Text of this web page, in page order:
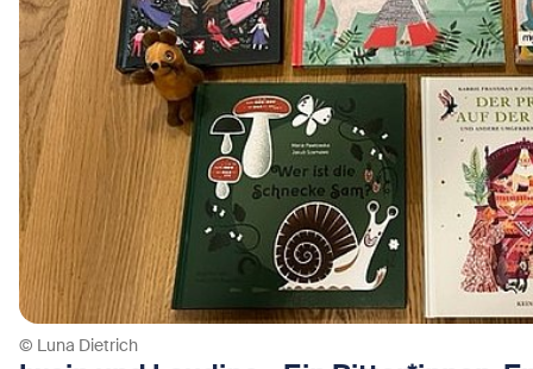
© Luna Dietrich